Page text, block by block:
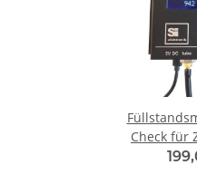
Check für